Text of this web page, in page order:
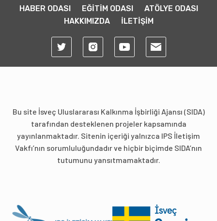
HABER ODASI EĞİTİM ODASI
ATÖLYE ODASI
HAKKIMIZDA
İLETİŞİM
Bu site İsveç Uluslararası Kalkınma İşbirliği Ajansı (SIDA)
tarafından desteklenen projeler kapsamında
yayınlanmaktadır. Sitenin içeriği yalnızca IPS İletişim
Vakfı’nın sorumluluğundadır ve hiçbir biçimde SIDA’nın
tutumunu yansıtmamaktadır.